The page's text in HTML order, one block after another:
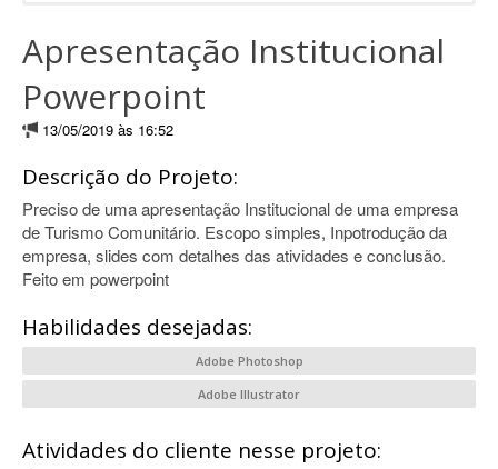
Apresentação Institucional
Powerpoint
13/05/2019 às 16:52
Descrição do Projeto:
Preciso de uma apresentação Institucional de uma empresa
de Turismo Comunitário. Escopo simples, Inpotrodução da
empresa, slides com detalhes das atividades e conclusão.
Feito em powerpoint
Habilidades desejadas:
Adobe Photoshop
Adobe Illustrator
Atividades do cliente nesse projeto: